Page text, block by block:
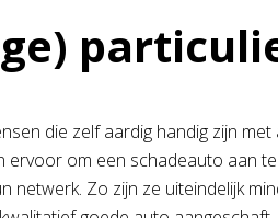
die zelf aardig handig zijn
ervoor om een schadeauto aan
netwerk. Zo zijn ze uiteindelijk